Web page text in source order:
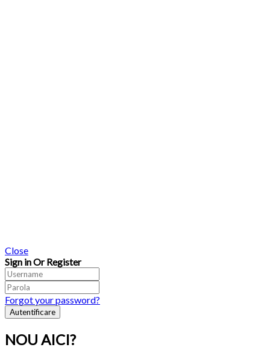
Close
Sign in Or Register
Forgot your password?
NOU AICI?